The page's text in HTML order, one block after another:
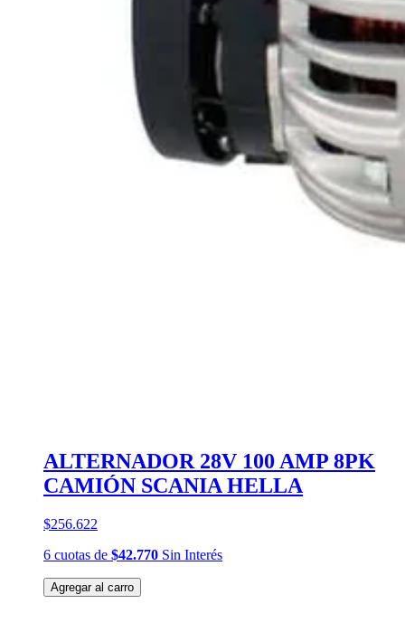
ALTERNADOR 28V 100 AMP 8PK
CAMIÓN SCANIA HELLA
$256.622
6 cuotas de $42.770 Sin Interés
Agregar al carro